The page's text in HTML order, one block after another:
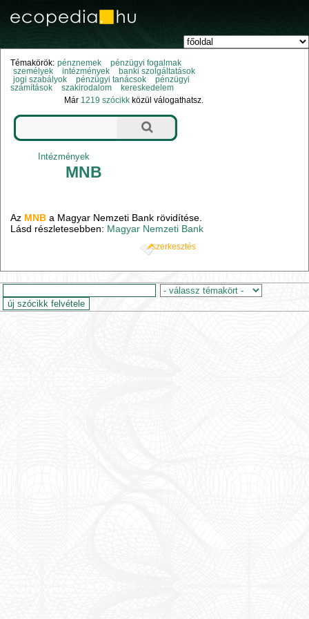
Témakörök: pénznemek
pénzügyi fogalmak
személyek
intézmények
banki szolgáltatások
jogi szabályok
pénzügyi tanácsok
pénzügyi
számítások
szakirodalom
kereskedelem
Már 1219 szócikk közül válogathatsz.
Intézmények
MNB
Az MNB a Magyar Nemzeti Bank rövidítése.
Lásd részletesebben: Magyar Nemzeti Bank
szerkesztés